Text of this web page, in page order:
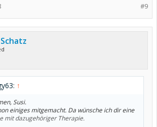
#9
↑
Susi.
einiges mitgemacht. Da wünsche ich dir eine
mit dazugehöriger Therapie.